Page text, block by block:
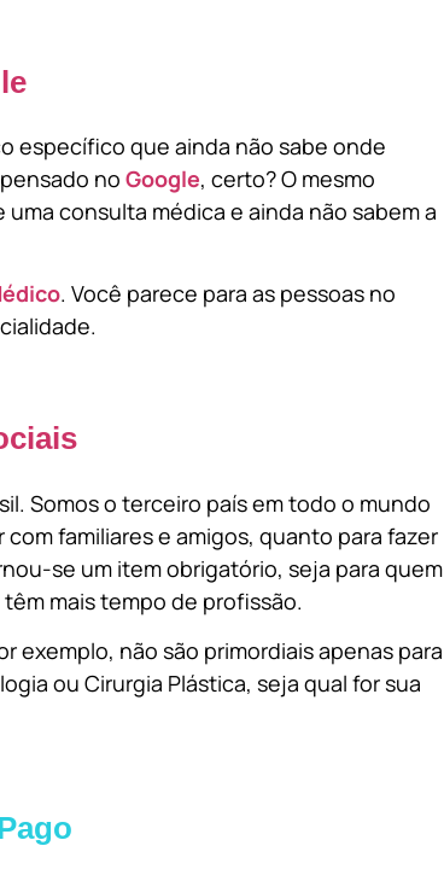
específico que ainda não sabe onde
no Google, certo? O mesmo
consulta médica e ainda não sabem a
. Você parece para as pessoas no
Somos o terceiro país em todo o mundo
familiares e amigos, quanto para fazer
se um item obrigatório, seja para quem
mais tempo de profissão.
exemplo, não são primordiais apenas para
ou Cirurgia Plástica, seja qual for sua